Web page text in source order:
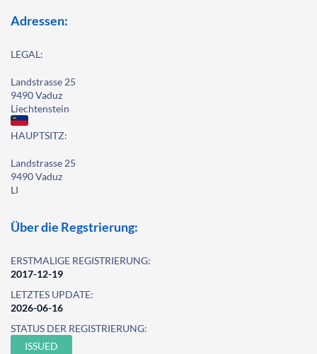
Adressen:
LEGAL:
Landstrasse 25
9490 Vaduz
Liechtenstein
HAUPTSITZ:
Landstrasse 25
9490 Vaduz
LI
Über die Regstrierung:
ERSTMALIGE REGISTRIERUNG:
2017-12-19
LETZTES UPDATE:
2026-06-16
STATUS DER REGISTRIERUNG:
ISSUED